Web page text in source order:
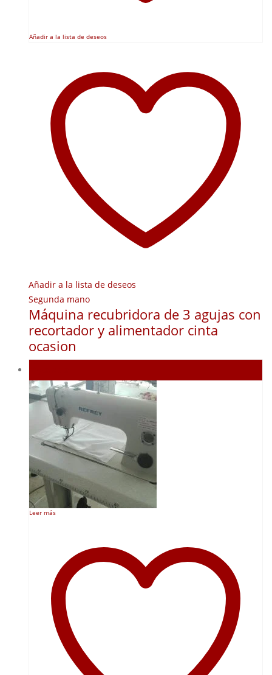
Añadir a la lista de deseos
Añadir a la lista de deseos
Segunda mano
Máquina recubridora de 3 agujas con
recortador y alimentador cinta
ocasion
Leer más